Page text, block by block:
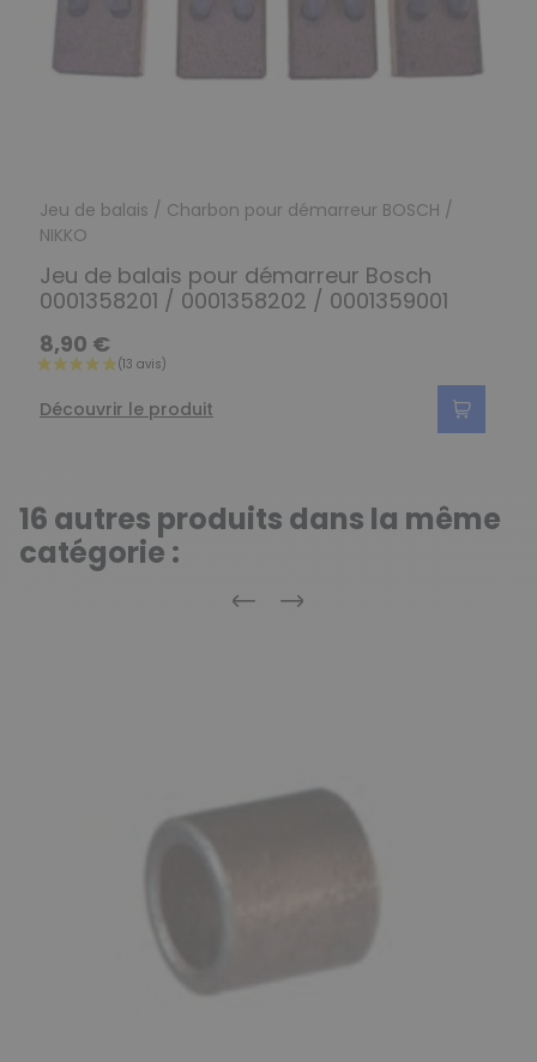
Jeu de balais / Charbon pour démarreur BOSCH /
NIKKO
Jeu de balais pour démarreur Bosch
0001358201 / 0001358202 / 0001359001
8,90 €
Découvrir le produit
16 autres produits dans la même
catégorie :
Précédent
Suivant